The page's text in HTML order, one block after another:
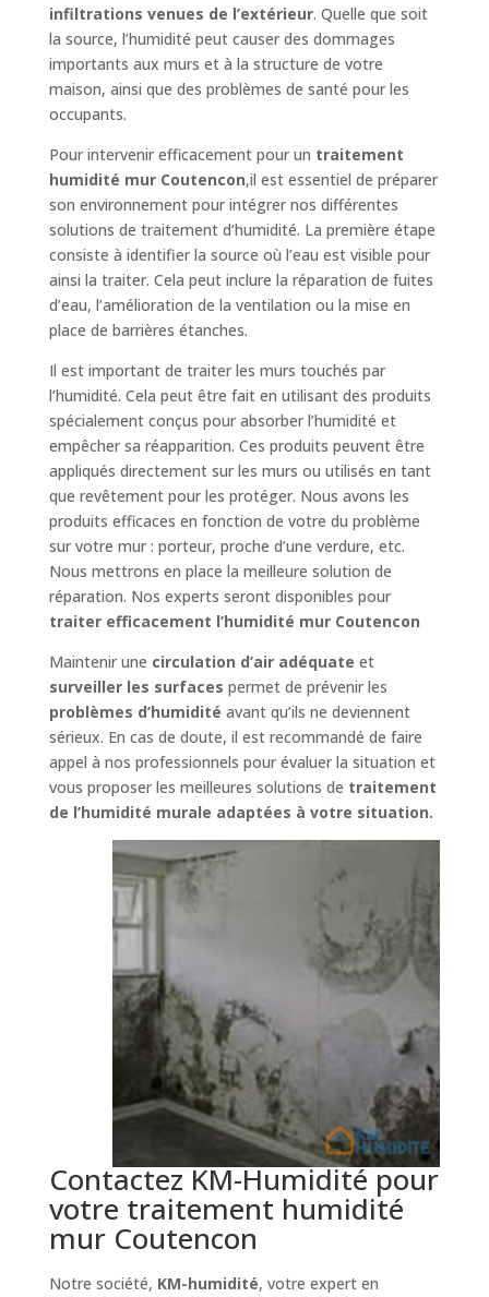
infiltrations venues de l’extérieur. Quelle que soit
la source, l’humidité peut causer des dommages
importants aux murs et à la structure de votre
maison, ainsi que des problèmes de santé pour les
occupants.
Pour intervenir efficacement pour un traitement
humidité mur Coutencon,il est essentiel de préparer
son environnement pour intégrer nos différentes
solutions de traitement d’humidité. La première étape
consiste à identifier la source où l’eau est visible pour
ainsi la traiter. Cela peut inclure la réparation de fuites
d’eau, l’amélioration de la ventilation ou la mise en
place de barrières étanches.
Il est important de traiter les murs touchés par
l’humidité. Cela peut être fait en utilisant des produits
spécialement conçus pour absorber l’humidité et
empêcher sa réapparition. Ces produits peuvent être
appliqués directement sur les murs ou utilisés en tant
que revêtement pour les protéger. Nous avons les
produits efficaces en fonction de votre du problème
sur votre mur : porteur, proche d’une verdure, etc.
Nous mettrons en place la meilleure solution de
réparation. Nos experts seront disponibles pour
traiter efficacement l’humidité mur Coutencon
Maintenir une circulation d’air adéquate et
surveiller les surfaces permet de prévenir les
problèmes d’humidité avant qu’ils ne deviennent
sérieux. En cas de doute, il est recommandé de faire
appel à nos professionnels pour évaluer la situation et
vous proposer les meilleures solutions de traitement
de l’humidité murale adaptées à votre situation.
Contactez KM-Humidité pour
votre traitement humidité
mur Coutencon
Notre société, KM-humidité, votre expert en